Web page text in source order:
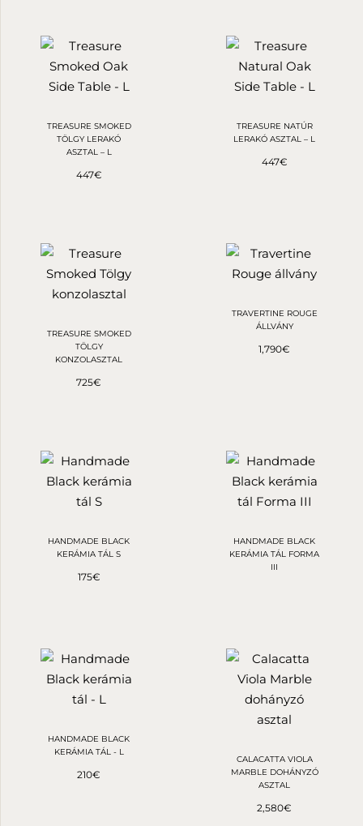
TREASURE SMOKED
TÖLGY LERAKÓ
ASZTAL – L
447€
TREASURE NATÚR
LERAKÓ ASZTAL – L
447€
TREASURE SMOKED
TÖLGY
KONZOLASZTAL
725€
TRAVERTINE ROUGE
ÁLLVÁNY
1,790€
HANDMADE BLACK
KERÁMIA TÁL S
175€
HANDMADE BLACK
KERÁMIA TÁL FORMA
III
HANDMADE BLACK
KERÁMIA TÁL - L
210€
CALACATTA VIOLA
MARBLE DOHÁNYZÓ
ASZTAL
2,580€